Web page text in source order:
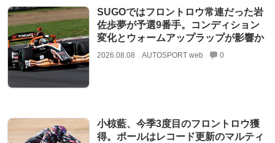
SUGOではフロントロウ常連だった岩
佐歩夢が予選9番手。コンディション
変化とウォームアップラップが影響か
2026.08.08 AUTOSPORT web 0
小椋藍、今季3度目のフロントロウ獲
得。ポールはレコード更新のマルティ